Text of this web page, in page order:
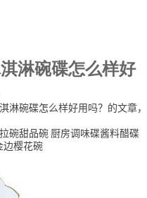
淋碗碟怎么样好
淋碗碟怎么样好用吗？的文章，
碗甜品碗 厨房调味碟酱料醋碟
边樱花碗